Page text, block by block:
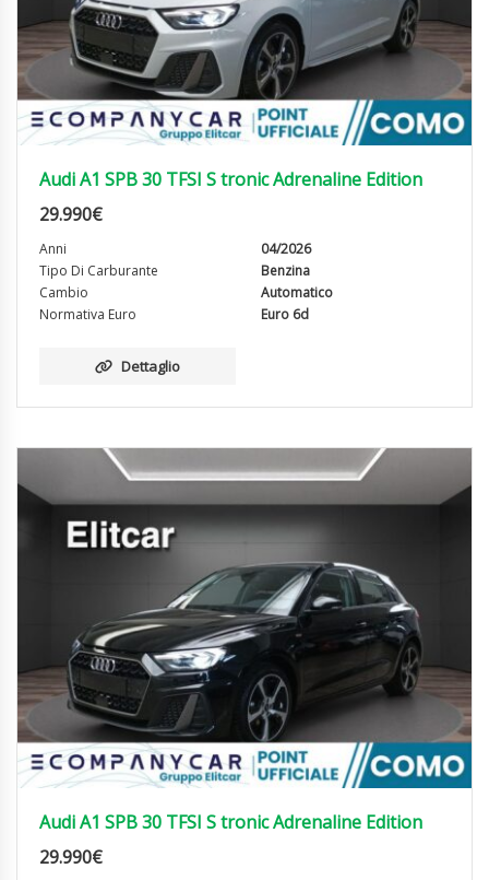
Audi A1 SPB 30 TFSI S tronic Adrenaline Edition
29.990€
Anni
04/2026
Tipo Di Carburante
Benzina
Cambio
Automatico
Normativa Euro
Euro 6d
Dettaglio
Audi A1 SPB 30 TFSI S tronic Adrenaline Edition
29.990€